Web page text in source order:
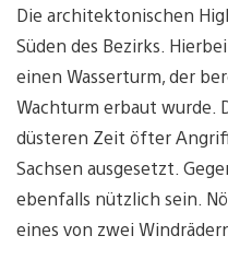
Die architektonischen
Süden des Bezirks.
einen Wasserturm, der
Wachturm erbaut wurde.
düsteren Zeit öfter
Sachsen ausgesetzt.
ebenfalls nützlich sein.
eines von zwei